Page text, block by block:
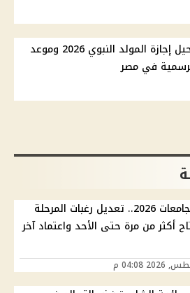
موقف ترحيل إجازة المولد النبوي 2026 وموعد
في مصر
تنسيق الجامعات 2026.. تعديل رغبات المرحلة
أكثر من مرة حتى الأحد واعتماد آخر